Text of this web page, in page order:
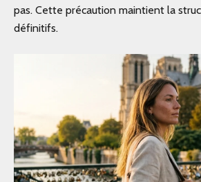
pas. Cette précaution maintient la
définitifs.